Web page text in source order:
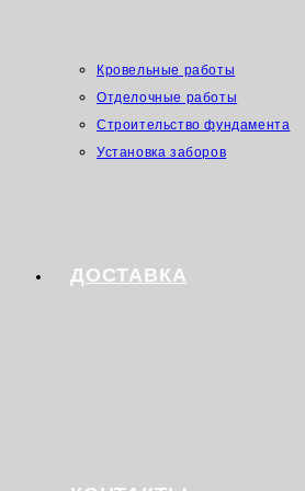
Кровельные работы
Отделочные работы
Строительство фундамента
Установка заборов
ДОСТАВКА